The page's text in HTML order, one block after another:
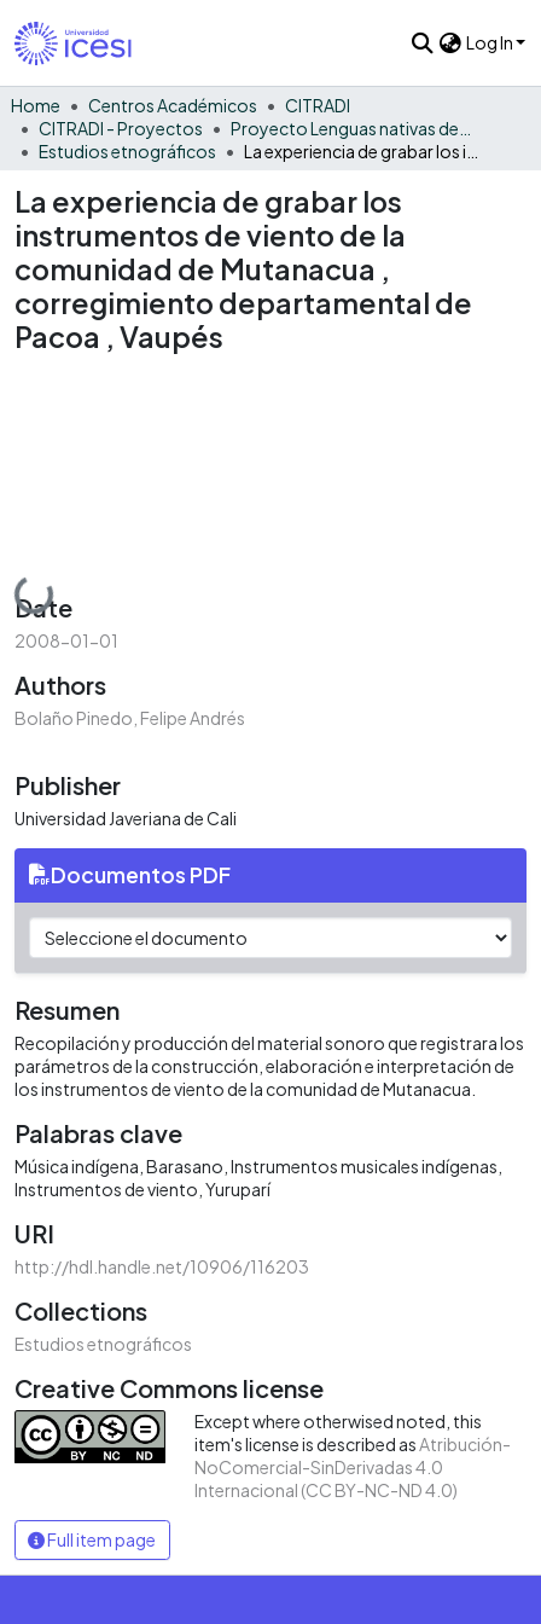
Log In
Home Centros Académicos
CITRADI
CITRADI - Proyectos
Estudios etnográficos
La experiencia de grabar los
instrumentos de viento de la
comunidad de Mutanacua ,
corregimiento departamental de
Pacoa , Vaupés
Loading...
Date
2008-01-01
Authors
Bolaño Pinedo, Felipe Andrés
Publisher
Universidad Javeriana de Cali
Documentos PDF
Resumen
Recopilación y producción del material sonoro que registrara los
parámetros de la construcción, elaboración e interpretación de
los instrumentos de viento de la comunidad de Mutanacua.
Palabras clave
Música indígena Barasano Instrumentos musicales indígenas
Instrumentos de viento Yuruparí
URI
http://hdl.handle.net/10906/116203
Collections
Estudios etnográficos
Creative Commons license
Except where otherwised noted, this
item's license is described asAtribución-
NoComercial-SinDerivadas 4.0
Internacional (CC BY-NC-ND 4.0)
Full item page